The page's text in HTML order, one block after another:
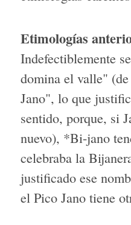
Etimologías
Indefectiblemente
domina el valle"
Jano", lo que
sentido, porque, si
nuevo), *Bi-jano
celebraba la
justificado ese
el Pico Jano tiene